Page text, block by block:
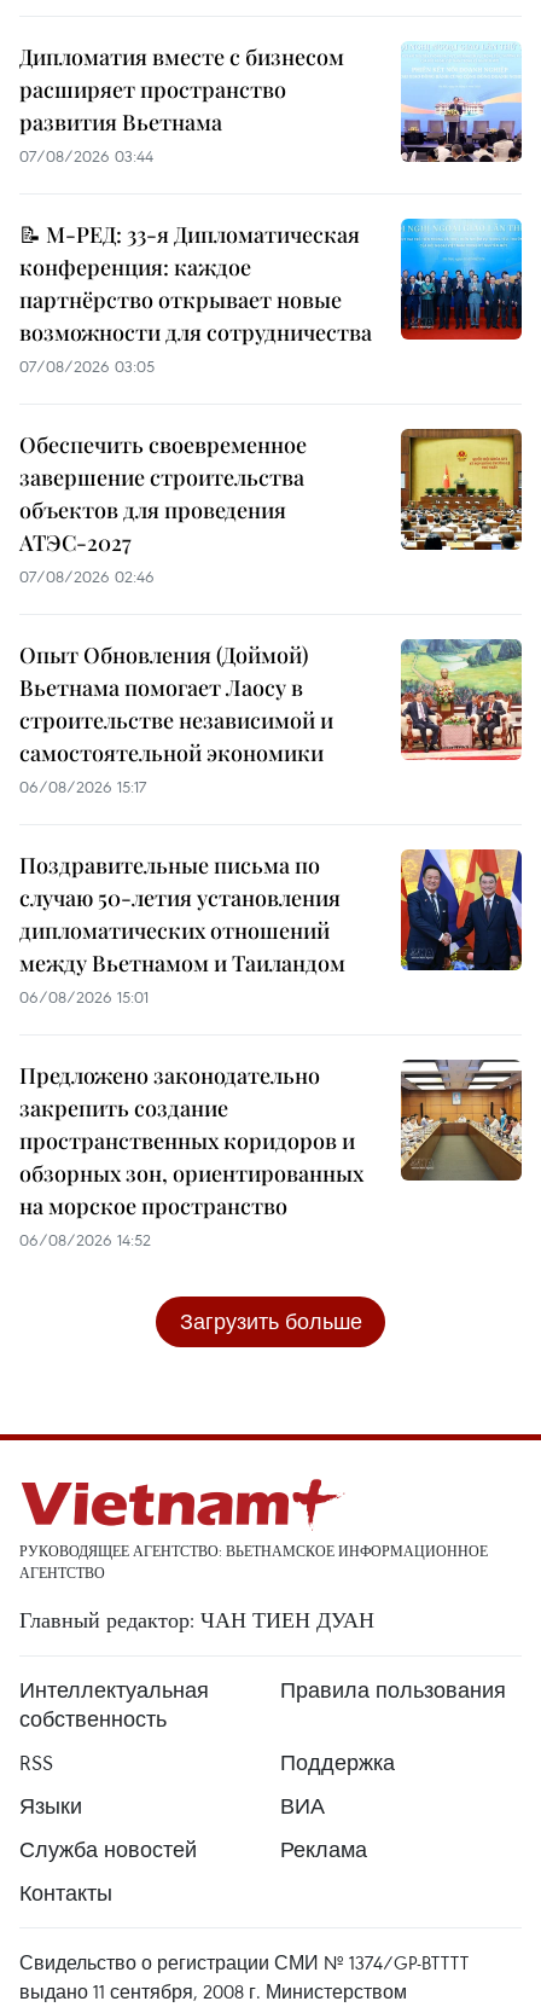
Дипломатия вместе с бизнесом
расширяет пространство
развития Вьетнама
07/08/2026 03:44
📝 М-РЕД: 33-я Дипломатическая
конференция: каждое
партнёрство открывает новые
возможности для сотрудничества
07/08/2026 03:05
Обеспечить своевременное
завершение строительства
объектов для проведения
АТЭС-2027
07/08/2026 02:46
Опыт Обновления (Доймой)
Вьетнама помогает Лаосу в
строительстве независимой и
самостоятельной экономики
06/08/2026 15:17
Поздравительные письма по
случаю 50-летия установления
дипломатических отношений
между Вьетнамом и Таиландом
06/08/2026 15:01
Предложено законодательно
закрепить создание
пространственных коридоров и
обзорных зон, ориентированных
на морское пространство
06/08/2026 14:52
Загрузить больше
РУКОВОДЯЩЕЕ АГЕНТСТВО: ВЬЕТНАМСКОЕ ИНФОРМАЦИОННОЕ
АГЕНТСТВО
Главный редактор: ЧАН ТИЕН ДУАН
Интеллектуальная
собственность
Правила пользования
RSS
Поддержка
Языки
ВИА
Служба новостей
Реклама
Контакты
Свидельство о регистрации СМИ № 1374/GP-BTTTT
выдано 11 сентября, 2008 г. Министерством